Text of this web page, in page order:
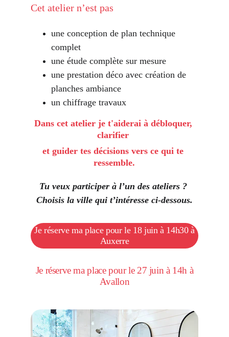
une conception de plan technique
complet
une étude complète sur mesure
une prestation déco avec création de
planches ambiance
un chiffrage travaux
Cet atelier n’est pas
Dans cet atelier je t'aiderai à débloquer,
clarifier
et guider tes décisions vers ce qui te
ressemble.
Je réserve ma place pour le 18 juin à 14h30 à
Auxerre
Je réserve ma place pour le 27 juin à 14h à
Avallon
Tu veux participer à l’un des ateliers ?
Choisis la ville qui t’intéresse ci-dessous.